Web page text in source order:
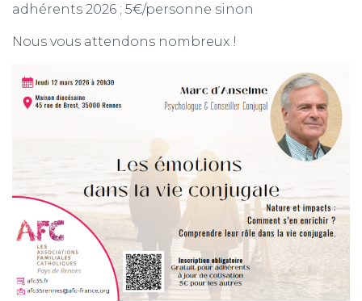
adhérents 2026 ; 5€/personne sinon
Nous vous attendons nombreux !